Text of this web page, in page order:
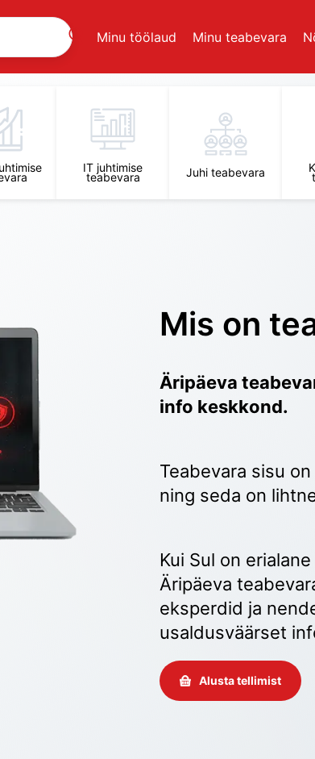
Minu töölaud Minu teabevara
IT juhtimise
teabevara Juhi teabevara
Mis on
Äripäeva
info keskkond.
Teabevara sisu
ning seda on
Kui Sul on
Äripäeva
eksperdid ja
usaldusväärset
Alusta tellimist